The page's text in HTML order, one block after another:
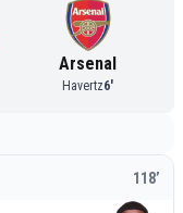
Arsenal
Havertz6'
118’